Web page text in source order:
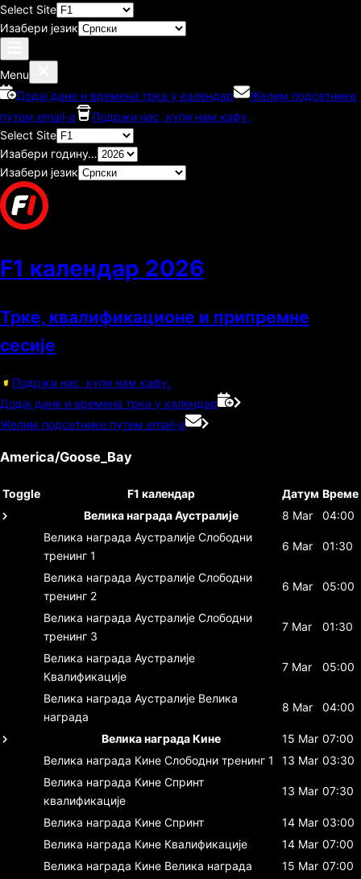
Select Site
Изабери језик
Menu
Додај дане и времена трка у календар
Желим подсетнике
путем email-а
Подржи нас, купи нам кафу.
Select Site
Изабери годину…
Изабери језик
F1 календар 2026
Трке, квалификационе и припремне
сесије
Подржи нас, купи нам кафу.
Додај дане и времена трка у календар
Желим подсетнике путем email-а
America/Goose_Bay
Toggle F1 календар Датум Време
Велика награда Аустралије
8 Mar
04:00
Велика награда Аустралије Слободни
тренинг 1
6 Mar 01:30
Велика награда Аустралије Слободни
тренинг 2
6 Mar 05:00
Велика награда Аустралије Слободни
тренинг 3
7 Mar 01:30
Велика награда Аустралије
Квалификације
7 Mar 05:00
Велика награда Аустралије Велика
награда
8 Mar 04:00
Велика награда Кине 15 Mar 07:00
Велика награда Кине Слободни тренинг 1 13 Mar 03:30
Велика награда Кине Спринт
квалификације
13 Mar 07:30
Велика награда Кине Спринт 14 Mar 03:00
Велика награда Кине Квалификације 14 Mar 07:00
Велика награда Кине Велика награда 15 Mar 07:00